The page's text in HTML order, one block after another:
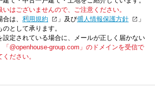
はございませんので、ご注意ください。
合は、「利用規約 」及び「個人情報保護方針
」
として承ります。
設定されている場合に、メールが正しく届かない
「@openhouse-group.com」のドメインを受信で
ださい。